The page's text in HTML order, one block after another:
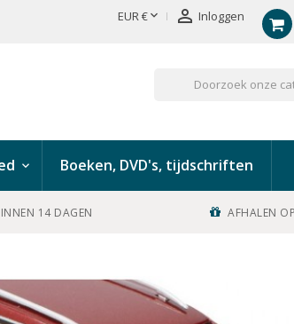
EUR €  Inloggen
Boeken, DVD's, tijdschriften
14 DAGEN AFHALEN